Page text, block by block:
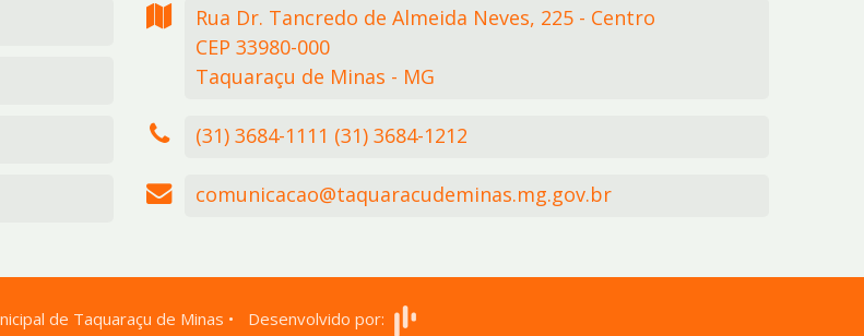
Rua Dr. Tancredo de Almeida Neves, 225 - Centro
CEP 33980-000
Taquaraçu de Minas - MG
(31) 3684-1111 (31) 3684-1212
comunicacao@taquaracudeminas.mg.gov.br
de Taquaraçu de Minas • Desenvolvido por: